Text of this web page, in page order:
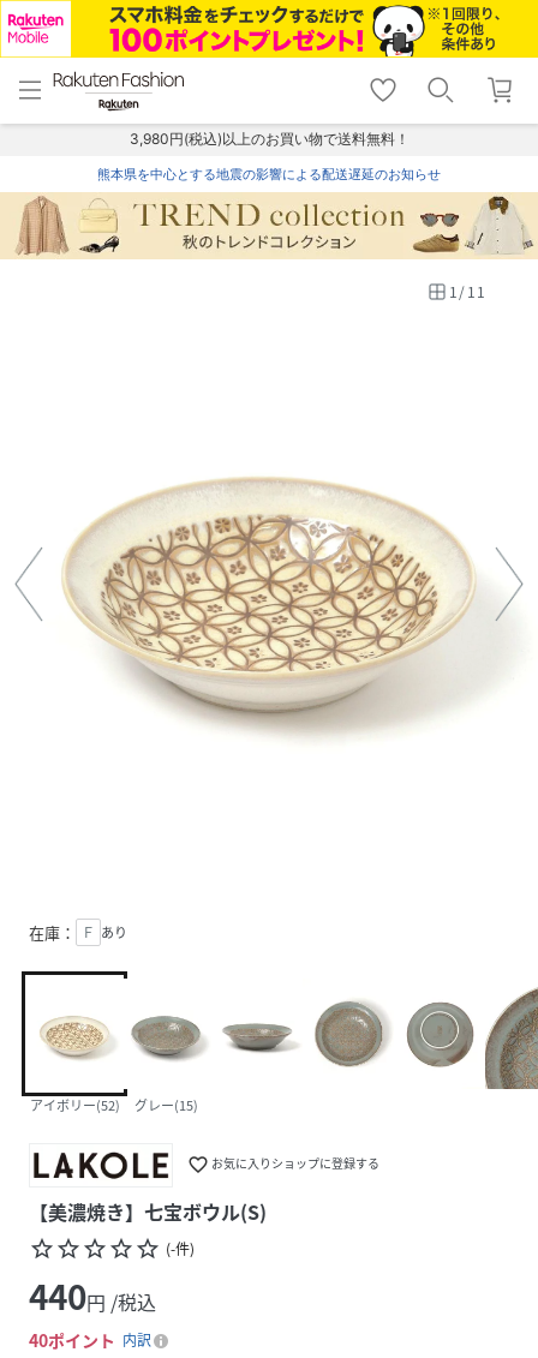
menu home
トップ
shopping_cart lock_outline
ログイン
3,980円(税込)以上のお買い物で送料無料！
熊本県を中心とする地震の影響による配送遅延のお知らせ
1/11
在庫： Ｆ あり
アイボリー(52) グレー(15)
favorite_border お気に入りショップに登録する
【美濃焼き】七宝ボウル(S)
star_borderstar_borderstar_borderstar_borderstar_border (-件)
440円 /税込
40ポイント 内訳